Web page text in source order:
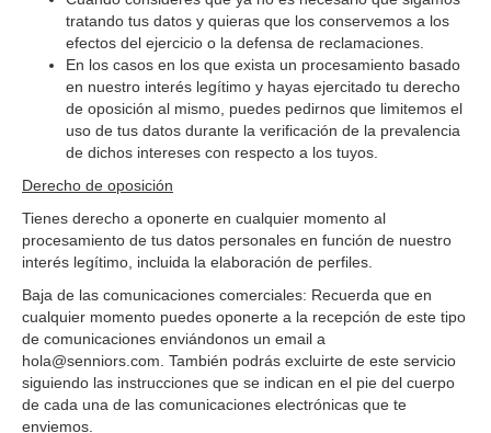
tratando tus datos y quieras que los conservemos a los
efectos del ejercicio o la defensa de reclamaciones.
En los casos en los que exista un procesamiento basado
en nuestro interés legítimo y hayas ejercitado tu derecho
de oposición al mismo, puedes pedirnos que limitemos el
uso de tus datos durante la verificación de la prevalencia
de dichos intereses con respecto a los tuyos.
Derecho de oposición
Tienes derecho a oponerte en cualquier momento al
procesamiento de tus datos personales en función de nuestro
interés legítimo, incluida la elaboración de perfiles.
Baja de las comunicaciones comerciales: Recuerda que en
cualquier momento puedes oponerte a la recepción de este tipo
de comunicaciones enviándonos un email a
hola@senniors.com. También podrás excluirte de este servicio
siguiendo las instrucciones que se indican en el pie del cuerpo
de cada una de las comunicaciones electrónicas que te
enviemos.